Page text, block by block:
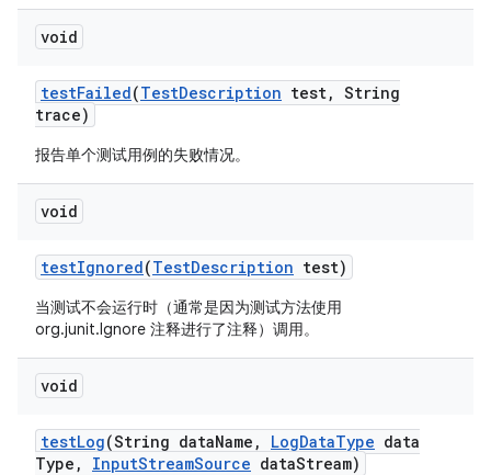
void
testFailed(TestDescription test, String
trace)
报告单个测试用例的失败情况。
void
testIgnored(TestDescription test)
当测试不会运行时（通常是因为测试方法使用
org.junit.Ignore 注释进行了注释）调用。
void
testLog(String dataName , LogDataType data
Type , InputStreamSource dataStream)